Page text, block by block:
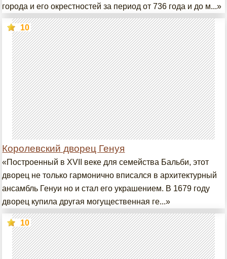
города и его окрестностей за период от 736 года и до м...»
Королевский дворец Генуя
10
«Построенный в XVII веке для семейства Бальби, этот
дворец не только гармонично вписался в архитектурный
ансамбль Генуи но и стал его украшением. В 1679 году
дворец купила другая могущественная ге...»
10